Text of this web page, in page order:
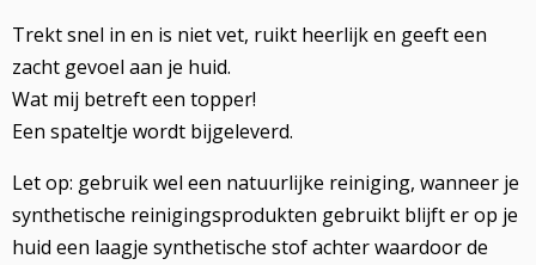
Trekt snel in en is niet vet, ruikt heerlijk en geeft een
zacht gevoel aan je huid.
Wat mij betreft een topper!
Een spateltje wordt bijgeleverd.
Let op: gebruik wel een natuurlijke reiniging, wanneer je
synthetische reinigingsprodukten gebruikt blijft er op je
huid een laagje synthetische stof achter waardoor de